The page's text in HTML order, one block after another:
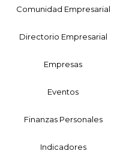
Comunidad Empresarial
Directorio Empresarial
Empresas
Eventos
Finanzas Personales
Indicadores